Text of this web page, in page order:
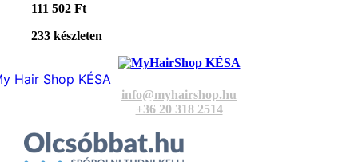
111 502Ft
233 készleten
Hair Shop KÉSA
info@myhairshop.hu
+36 20 318 2514